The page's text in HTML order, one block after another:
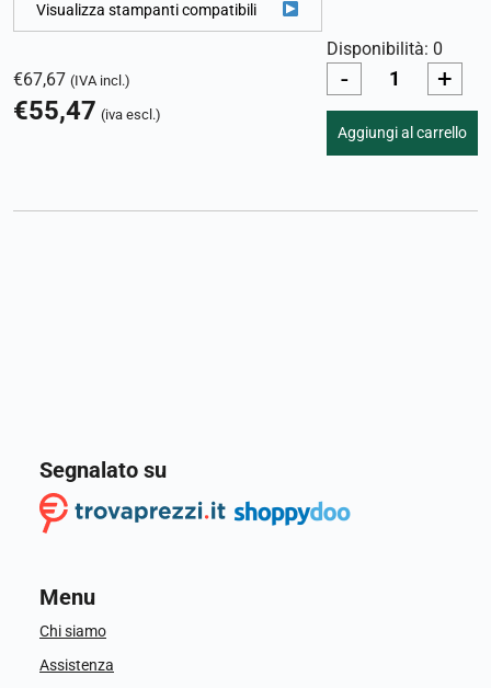
Visualizza stampanti compatibili
€67,67 (IVA incl.)
€55,47 (iva escl.)
Disponibilità: 0
- +
Aggiungi al carrello
Segnalato su
Menu
Chi siamo
Assistenza